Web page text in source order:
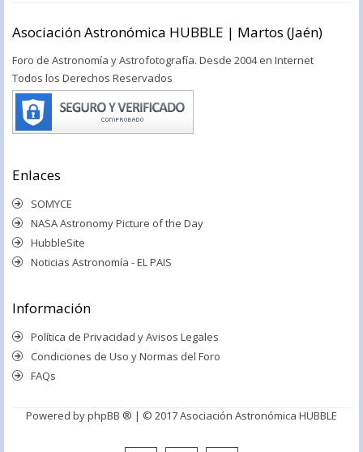
Asociación Astronómica HUBBLE | Martos (Jaén)
Foro de Astronomía y Astrofotografía. Desde 2004 en Internet
Todos los Derechos Reservados
Enlaces
SOMYCE
NASA Astronomy Picture of the Day
HubbleSite
Noticias Astronomía - EL PAIS
Información
Política de Privacidad y Avisos Legales
Condiciones de Uso y Normas del Foro
FAQs
Powered byphpBB ® | © 2017 Asociación Astronómica HUBBLE